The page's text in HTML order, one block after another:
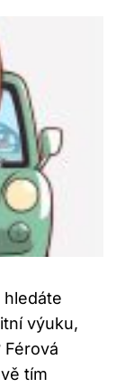
hledáte
⁢výuku,
tím